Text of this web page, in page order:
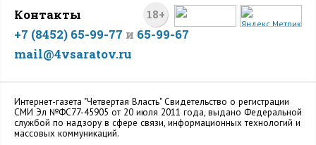
18+
Контакты
+7 (8452) 65-99-77 и 65-99-67
mail@4vsaratov.ru
Интернет-газета "Четвертая Власть" Cвидетельство о регистрации
СМИ Эл №ФС77-45905 от 20 июля 2011 года, выдано Федеральной
службой по надзору в сфере связи, информационных технологий и
массовых коммуникаций.